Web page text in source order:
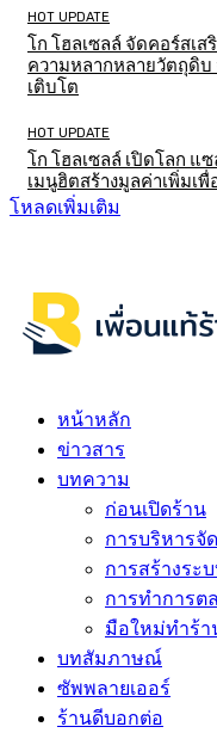
HOT UPDATE
โก โฮลเซลล์ จัดคอร์สเ
ความหลากหลายวัตถุดิ
เติบโต
HOT UPDATE
โก โฮลเซลล์ เปิดโลก
เมนูฮิตสร้างมูลค่าเพิ่มเ
โหลดเพิ่มเติม
หน้าหลัก
ข่าวสาร
บทความ
ก่อนเปิดร้าน
การบริหารจั
การสร้างระ
การทำการต
มือใหม่ทำร้า
บทสัมภาษณ์
ซัพพลายเออร์
ร้านดีบอกต่อ